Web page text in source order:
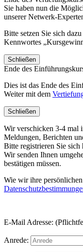
Sie haben nun die
unserer Netwerk-
Bitte setzen Sie sich
Kennwortes
Schließen
Ende des
Dies ist das Ende des
Weiter mit dem
Schließen
Wir verschicken 3-4 mal
Meldungen, Berichten
Bitte registrieren Sie sich
Wir senden Ihnen
bestätigen müssen.
Wie wir ihre
E-Mail Adresse:
Anrede: